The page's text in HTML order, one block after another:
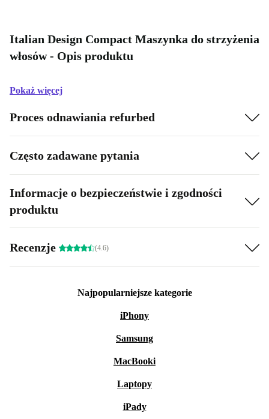
Italian Design Compact Maszynka do strzyżenia
włosów - Opis produktu
Pokaż więcej
Proces odnawiania refurbed
Często zadawane pytania
Informacje o bezpieczeństwie i zgodności
produktu
Recenzje (4.6)
Najpopularniejsze kategorie
iPhony
Samsung
MacBooki
Laptopy
iPady